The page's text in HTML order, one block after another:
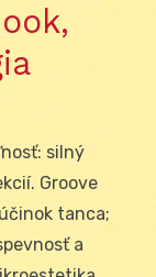
silný
Groove
tanca;
a